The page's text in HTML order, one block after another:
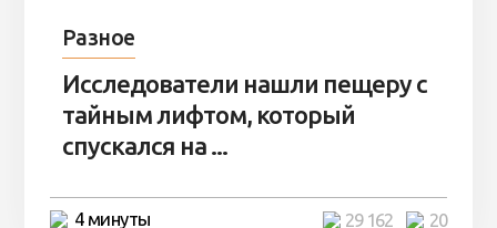
Разное
Исследователи нашли пещеру с
тайным лифтом, который
спускался на ...
4 минуты 20
29 162